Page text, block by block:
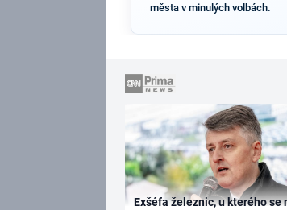
města v minulých volbách.
Exšéfa železnic, u kterého se